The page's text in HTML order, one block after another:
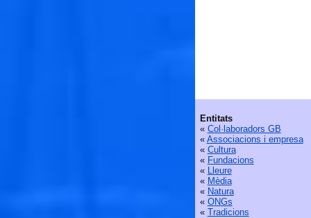
Entitats
« Col·laboradors GB
« Associacions i empresa
« Cultura
« Fundacions
« Lleure
« Mèdia
« Natura
« ONGs
« Tradicions